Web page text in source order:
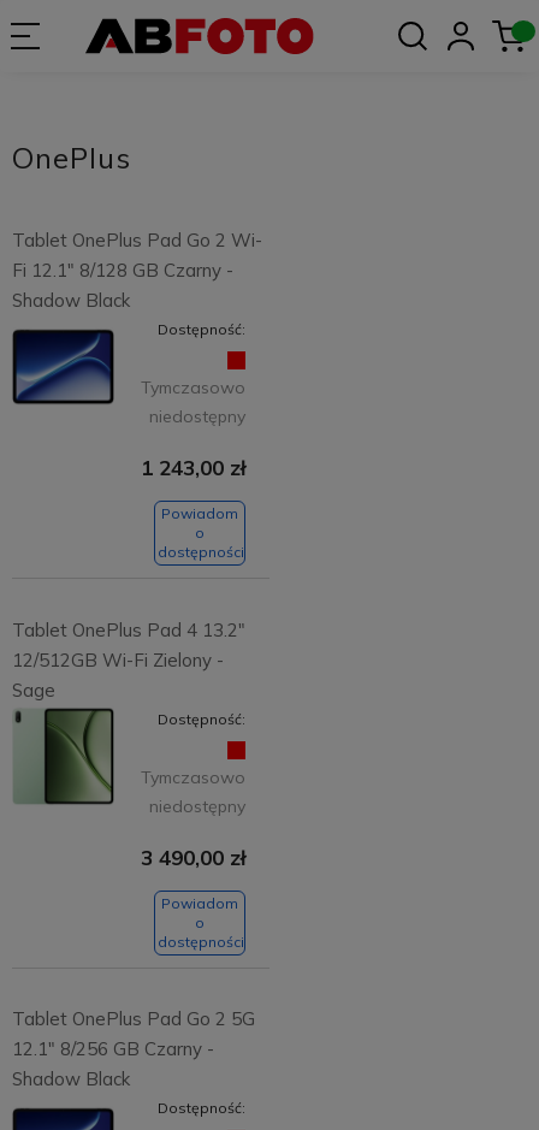
OnePlus
Tablet OnePlus Pad Go 2 Wi-
Fi 12.1" 8/128 GB Czarny -
Shadow Black
Dostępność:
Tymczasowo
niedostępny
1 243,00 zł
Powiadom
o
dostępności
Tablet OnePlus Pad 4 13.2"
12/512GB Wi-Fi Zielony -
Sage
Dostępność:
Tymczasowo
niedostępny
3 490,00 zł
Powiadom
o
dostępności
Tablet OnePlus Pad Go 2 5G
12.1" 8/256 GB Czarny -
Shadow Black
Dostępność: